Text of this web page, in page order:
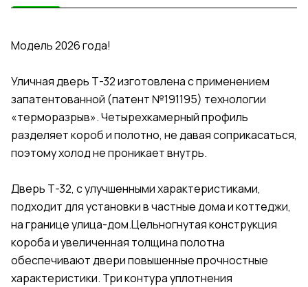
Модель 2026 года!
Уличная дверь Т-32 изготовлена с применением
запатентованной (патент №191195) технологии
«терморазрыв». Четырехкамерный профиль
разделяет короб и полотно, не давая соприкасаться,
поэтому холод не проникает внутрь.
Дверь Т-32, с улучшенными характеристиками,
подходит для установки в частные дома и коттеджи,
на границе улица-дом.Цельногнутая конструкция
короба и увеличенная толщина полотна
обеспечивают двери повышенные прочностные
характеристики. Три контура уплотнения